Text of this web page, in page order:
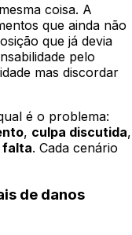
coisa. A
que ainda não
que já devia
pelo
mas discordar
é o problema:
, culpa discutida,
falta. Cada cenário
de danos